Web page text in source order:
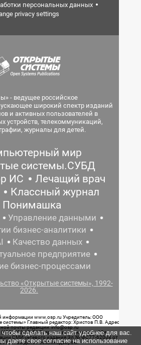
персональных данных
privacy settings
- ведущее российское
широкий спектр изданий
и активных пользователей в
устройств, телекоммуникаций,
журналы для детей.
мир
системы.СУБД
ИС
Лечащий врач
Классный журнал
Понимашка
Управление данными
бизнес-аналитики
Качество данных
предприятие
бизнес-процессами
«Открытые системы», 1992-
2026.
информации www.osp.ru Учредитель: ООО
системы» Главный редактор: Христов П.В. Адрес
почты редакции: info@osp.ru
703-18-54 Возрастная маркировка: 12+
СМИ сетевого издания Эл.№ ФС77-62008 от
г. выдано Роскомнадзором.
сделать наш сайт удобнее для вас.
даете свое согласие на использование